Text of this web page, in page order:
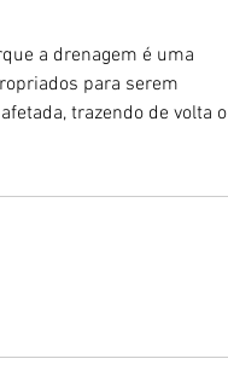
a drenagem é uma
para serem
trazendo de volta o